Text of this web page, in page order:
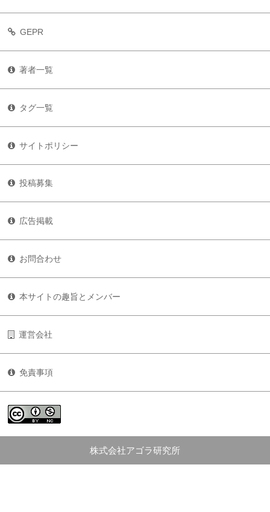
GEPR
著者一覧
タグ一覧
サイトポリシー
投稿募集
広告掲載
お問合わせ
本サイトの趣旨とメンバー
運営会社
免責事項
株式会社アゴラ研究所